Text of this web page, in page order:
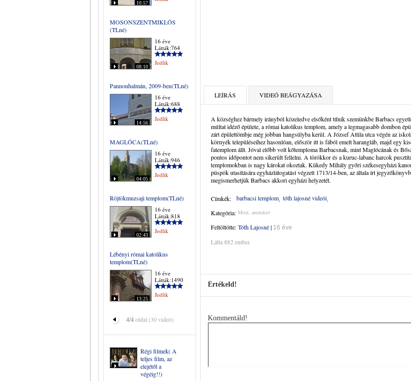
10:57
MOSONSZENTMIKLÓS
(TLné)
08:10
16 éve
Látták:764
Jedlik
Pannonhalmán, 2009-ben(TLné)
14:56
16 éve
Látták:688
Jedlik
MAGLÓCA(TLné)
04:05
16 éve
Látták:946
Jedlik
Röjtökmuzsaji templom(TLné)
02:43
16 éve
Látták:818
Jedlik
Lébényi római katolikus
templom(TLné)
13:25
16 éve
Látták:1490
Jedlik
4/4oldal (30 videó)
Régi filmek( A
teljes film, az
elejétől a
végéig!!)
LEÍRÁS VIDEÓ BEÁGYAZÁSA
A községhez bármely irányból közeledve elsőként tűnik szemünkbe Barbacs
múltat idéző épülete, a római katolikus templom, amely a legmagasabb dombon
zárt épülettömbje még jobban hangsúlyba kerül. A József Attila utca végén az
környék településeihez hasonlóan, először itt is fából emelt harangláb, majd egy
fatemplom állt. Jóval előbb volt kőtemploma Barbacsnak, mint Maglócának és
pontos időpontot nem sikerült fellelni. A törökkor és a kuruc-labanc harcok
templomokban is nagy károkat okoztak. Kükedy Mihály győri székesegyházi
püspök utasítására egyházlátogatást végzett 1713/14-ben, az általa írt
megismerhetjük Barbacs akkori egyházi helyzetét.
Címkék: barbacsi templom tóth lajosné videói
Kategória: Mozi, animáció
Feltöltötte:Tóth Lajosné| 16 éve
Látta 882 ember.
Értékeld!
Kommentáld!